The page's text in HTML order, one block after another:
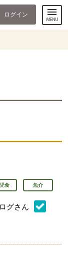
ログイン
食 魚介
グさん